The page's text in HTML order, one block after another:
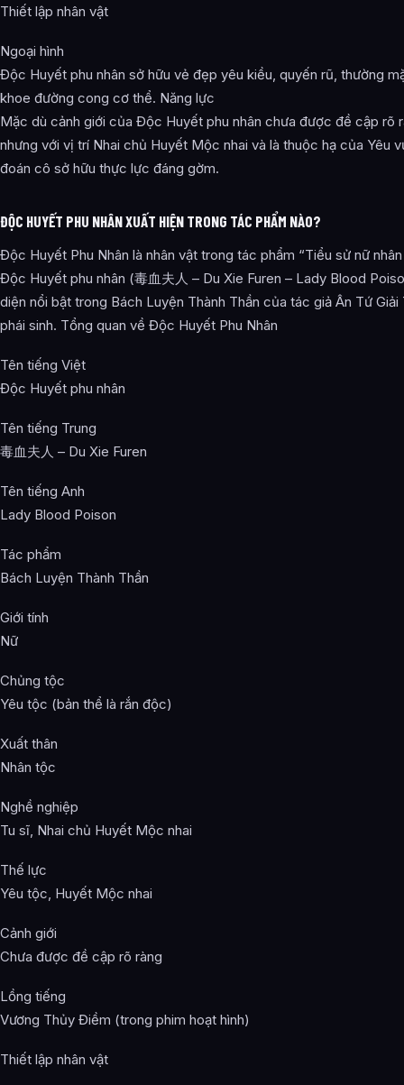
Thiết lập nhân vật
Ngoại hình
Độc Huyết phu nhân sở hữu vẻ đẹp yêu kiều, quyến rũ, thường
khoe đường cong cơ thể. Năng lực
Mặc dù cảnh giới của Độc Huyết phu nhân chưa được đề cập rõ
nhưng với vị trí Nhai chủ Huyết Mộc nhai và là thuộc hạ của Yêu
đoán cô sở hữu thực lực đáng gờm.
ĐỘC HUYẾT PHU NHÂN XUẤT HIỆN TRONG TÁC PHẨM NÀO?
Độc Huyết Phu Nhân là nhân vật trong tác phẩm “Tiểu sử nữ
Độc Huyết phu nhân (毒血夫人 – Du Xie Furen – Lady Blood
diện nổi bật trong Bách Luyện Thành Thần của tác giả Ân Tứ
phái sinh. Tổng quan về Độc Huyết Phu Nhân
Tên tiếng Việt
Độc Huyết phu nhân
Tên tiếng Trung
毒血夫人 – Du Xie Furen
Tên tiếng Anh
Lady Blood Poison
Tác phẩm
Bách Luyện Thành Thần
Giới tính
Nữ
Chủng tộc
Yêu tộc (bản thể là rắn độc)
Xuất thân
Nhân tộc
Nghề nghiệp
Tu sĩ, Nhai chủ Huyết Mộc nhai
Thế lực
Yêu tộc, Huyết Mộc nhai
Cảnh giới
Chưa được đề cập rõ ràng
Lồng tiếng
Vương Thủy Điềm (trong phim hoạt hình)
Thiết lập nhân vật